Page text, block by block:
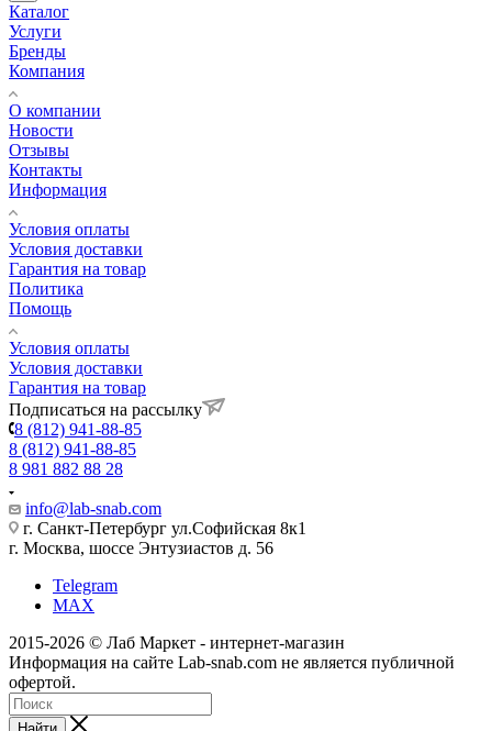
Каталог
Услуги
Бренды
Компания
О компании
Новости
Отзывы
Контакты
Информация
Условия оплаты
Условия доставки
Гарантия на товар
Политика
Помощь
Условия оплаты
Условия доставки
Гарантия на товар
Подписаться на рассылку
8 (812) 941-88-85
8 (812) 941-88-85
8 981 882 88 28
info@lab-snab.com
г. Санкт-Петербург ул.Софийская 8к1
г. Москва, шоссе Энтузиастов д. 56
Telegram
MAX
2015-2026 © Лаб Маркет - интернет-магазин
Информация на сайте Lab-snab.com не является публичной
офертой.